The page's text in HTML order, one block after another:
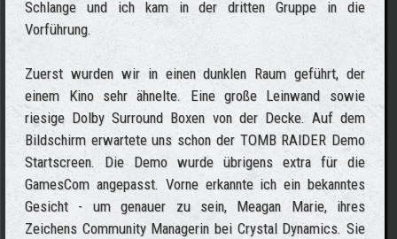
Schlange und ich kam in der dritten Gruppe in die
Vorführung.
Zuerst wurden wir in einen dunklen Raum geführt, der
einem Kino sehr ähnelte. Eine große Leinwand sowie
riesige Dolby Surround Boxen von der Decke. Auf dem
Bildschirm erwartete uns schon der TOMB RAIDER Demo
Startscreen. Die Demo wurde übrigens extra für die
GamesCom angepasst. Vorne erkannte ich ein bekanntes
Gesicht - um genauer zu sein, Meagan Marie, ihres
Zeichens Community Managerin bei Crystal Dynamics. Sie